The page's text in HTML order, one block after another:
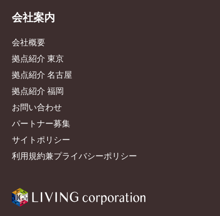
会社案内
会社概要
拠点紹介 東京
拠点紹介 名古屋
拠点紹介 福岡
お問い合わせ
パートナー募集
サイトポリシー
利用規約兼プライバシーポリシー